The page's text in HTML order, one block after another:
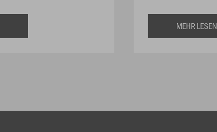
MEHR LESEN